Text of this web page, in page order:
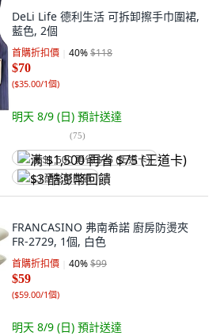
DeLi Life 德利生活 可拆卸擦手巾圍裙,
藍色, 2個
首購折扣價 40%$118
$70
($35.00/1個)
明天 8/9 (日) 預計送達
(75)
满 $1,500 再省 $75 (王道卡)
$3 酷澎幣回饋
FRANCASINO 弗南希諾 廚房防燙夾
FR-2729, 1個, 白色
首購折扣價 40%$99
$59
($59.00/1個)
明天 8/9 (日) 預計送達